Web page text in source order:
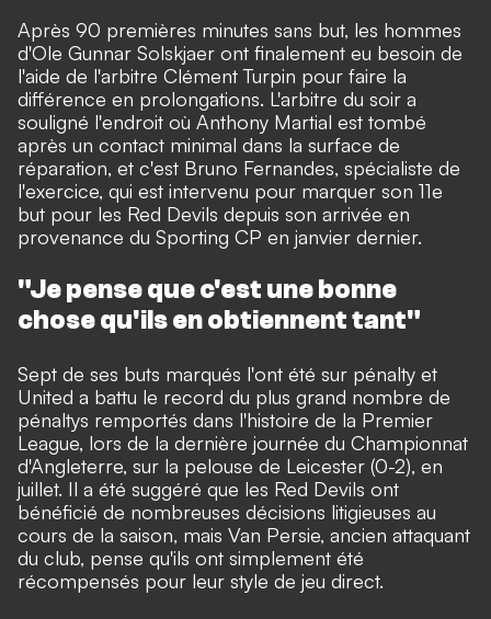
Après 90 premières minutes sans but, les hommes
d'Ole Gunnar Solskjaer ont finalement eu besoin de
l'aide de l'arbitre Clément Turpin pour faire la
différence en prolongations. L'arbitre du soir a
souligné l'endroit où Anthony Martial est tombé
après un contact minimal dans la surface de
réparation, et c'est Bruno Fernandes, spécialiste de
l'exercice, qui est intervenu pour marquer son 11e
but pour les Red Devils depuis son arrivée en
provenance du Sporting CP en janvier dernier.
"Je pense que c'est une bonne
chose qu'ils en obtiennent tant"
Sept de ses buts marqués l'ont été sur pénalty et
United a battu le record du plus grand nombre de
pénaltys remportés dans l'histoire de la Premier
League, lors de la dernière journée du Championnat
d'Angleterre, sur la pelouse de Leicester (0-2), en
juillet. Il a été suggéré que les Red Devils ont
bénéficié de nombreuses décisions litigieuses au
cours de la saison, mais Van Persie, ancien attaquant
du club, pense qu'ils ont simplement été
récompensés pour leur style de jeu direct.